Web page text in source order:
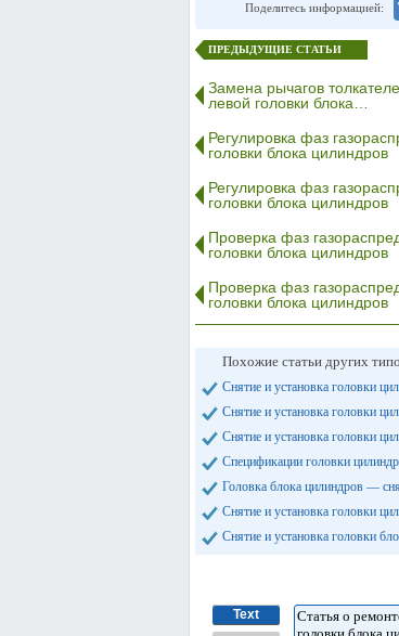
Поделитесь информацией:
ПРЕДЫДУЩИЕ СТАТЬИ
Замена рычагов
левой головки блока…
Регулировка фаз
головки блока цилиндров
Регулировка фаз
головки блока цилиндров
Проверка фаз
головки блока цилиндров
Проверка фаз
головки блока цилиндров
Похожие статьи других
Снятие и установка головки
Снятие и установка головки
Снятие и установка головки
Спецификации головки
Головка блока цилиндров —
Снятие и установка головки
Снятие и установка головки
Text